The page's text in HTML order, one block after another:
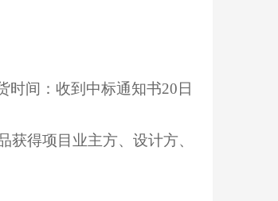
时间： 收到中标通知书20日
得项目业主方、设计方、